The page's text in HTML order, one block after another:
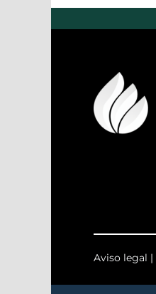
Aviso legal |